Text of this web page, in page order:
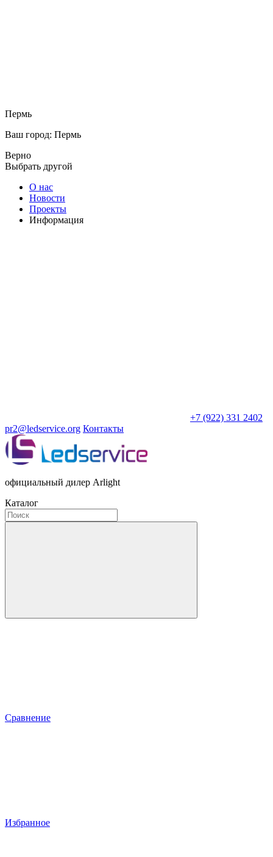
Пермь
Ваш город: Пермь
Верно
Выбрать другой
О нас
Новости
Проекты
Информация
+7 (922) 331 2402
pr2@ledservice.org Контакты
официальный дилер Arlight
Каталог
Сравнение
Избранное